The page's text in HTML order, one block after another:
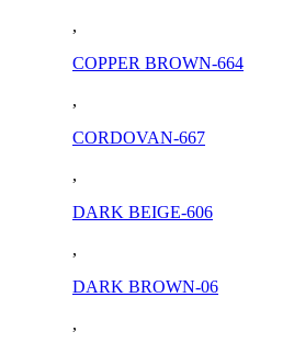
,
COPPER BROWN-664
,
CORDOVAN-667
,
DARK BEIGE-606
,
DARK BROWN-06
,